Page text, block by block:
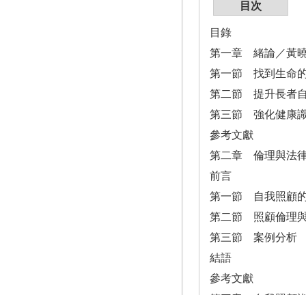
目次
目錄
第一章 緒論／黃
第一節 找到生命
第二節 提升長者
第三節 強化健康
參考文獻
第二章 倫理與法
前言
第一節 自我照顧
第二節 照顧倫理
第三節 案例分析
結語
參考文獻